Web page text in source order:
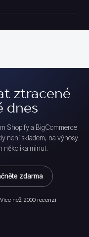
ztracené
dnes
Shopify a BigCommerce
není skladem, na výnosy.
několika minut.
zdarma
než 2000 recenzí